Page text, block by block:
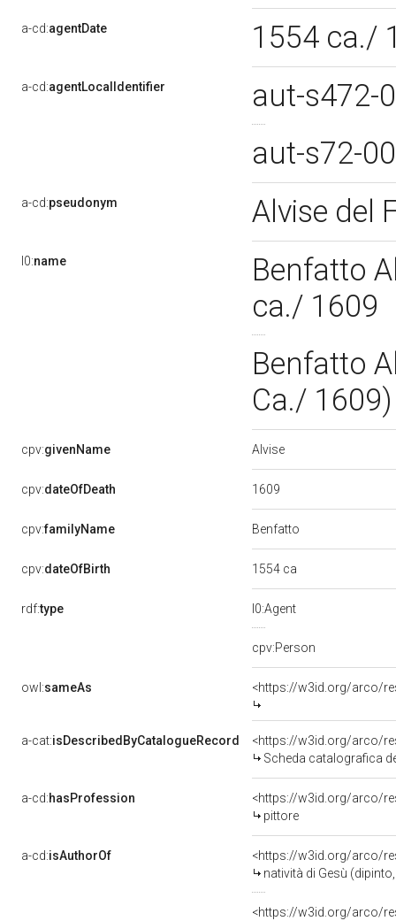
a-cd:agentDate 1554 ca./
a-cd:agentLocalIdentifier
aut-s472-
aut-s72-
a-cd:pseudonym Alvise del
l0:name
Benfatto
ca./ 1609
Benfatto
Ca./
cpv:givenName Alvise
cpv:dateOfDeath 1609
cpv:familyName Benfatto
cpv:dateOfBirth 1554 ca
rdf:type l0:Agent
cpv:Person
owl:sameAs <https://w3id.org/arco/
a-cat:isDescribedByCatalogueRecord
<https://w3id.org/arco/
Scheda catalografica
a-cd:hasProfession
<https://w3id.org/arco/
pittore
a-cd:isAuthorOf
<https://w3id.org/arco/
natività di Gesù (dipinto,
<https://w3id.org/arco/